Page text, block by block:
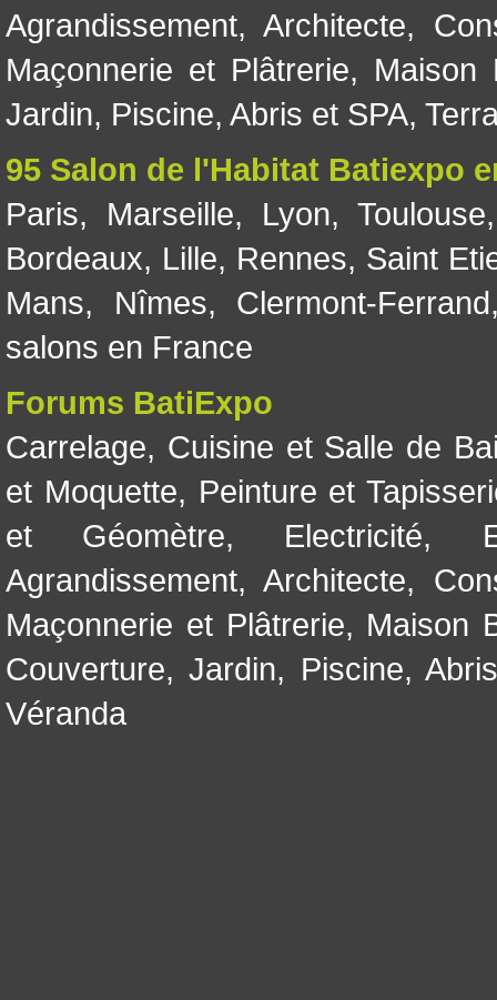
Agrandissement, Architecte,
Maçonnerie et Plâtrerie, Maison
Jardin, Piscine, Abris et SPA,
95 Salon de l'Habitat Batiexpo
Paris, Marseille, Lyon, Toulouse
Bordeaux, Lille, Rennes, Saint
Mans, Nîmes, Clermont-Ferrand
salons en France
Forums BatiExpo
Carrelage, Cuisine et Salle de
et Moquette, Peinture et
et Géomètre, Electricité,
Agrandissement, Architecte,
Maçonnerie et Plâtrerie, Maison
Couverture,Jardin, Piscine,
Véranda